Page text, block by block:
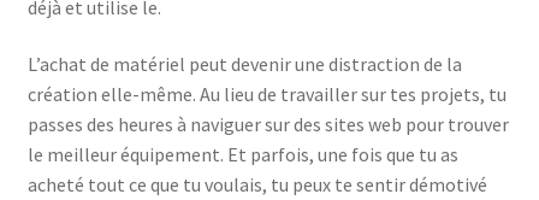
déjà et utilise le.
L’achat de matériel peut devenir une distraction de la
création elle-même. Au lieu de travailler sur tes projets, tu
passes des heures à naviguer sur des sites web pour trouver
le meilleur équipement. Et parfois, une fois que tu as
acheté tout ce que tu voulais, tu peux te sentir démotivé